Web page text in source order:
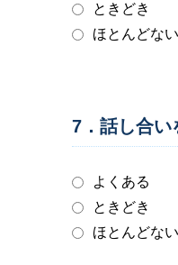
ときどき
ほとんどない
7．話し合い
よくある
ときどき
ほとんどない